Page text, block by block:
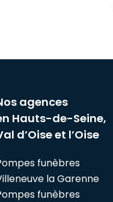
agences
Hauts-de-Seine,
d’Oise et l’Oise
funèbres
la Garenne
funèbres